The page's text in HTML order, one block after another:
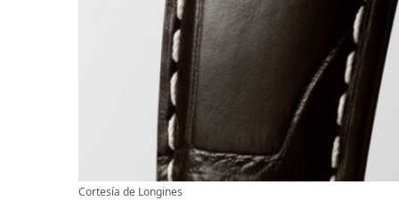
Cortesía de Longines